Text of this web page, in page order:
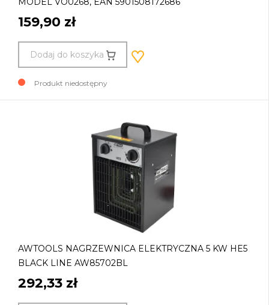
159,90 zł
Dodaj do koszyka
Produkt niedostępny
AWTOOLS NAGRZEWNICA ELEKTRYCZNA 5 KW HE5
BLACK LINE AW85702BL
292,33 zł